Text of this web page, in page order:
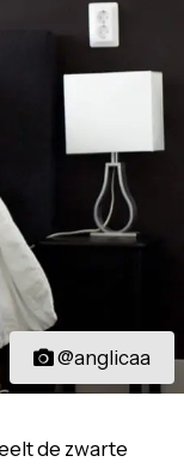
@anglicaa
de zwarte